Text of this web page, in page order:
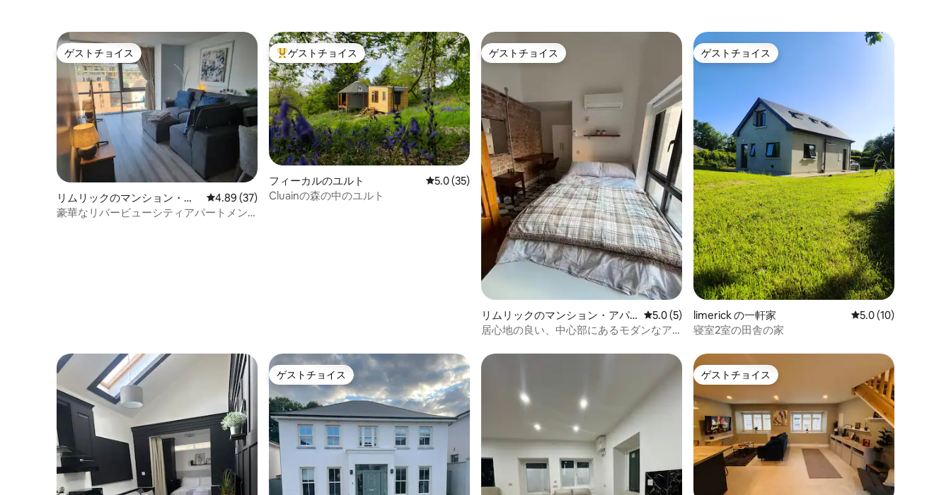
ゲストチョイス
ゲストチョイス
リムリックのマンション・ア
パート
レビュー37件、5つ星中4.89つ星の平均評価
4.89 (37)
豪華なリバービューシティアパートメン
大好評のゲストチョイスです。
ゲストチョイス
フィーカルのユルト レビュー35件、5つ星中5.0つ星の平均評価
5.0 (35)
Cluainの森の中のユルト
ゲストチョイス
ゲストチョイス
リムリックのマンション・アパ
ート
レビュー5件、5つ星中5.0つ星の平均評価
5.0 (5)
居心地の良い、中心部にあるモダンなア
ゲストチョイス
ゲストチョイス
limerick の一軒家 レビュー10件、5つ
5.0 (10)
寝室2室の田舎の家
ゲストチョイス
ゲストチョイス ゲストチョイス
ゲストチョイス